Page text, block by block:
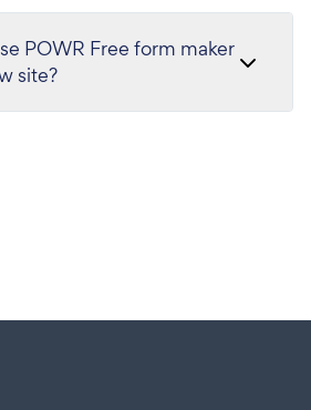
POWR Free form maker
site?